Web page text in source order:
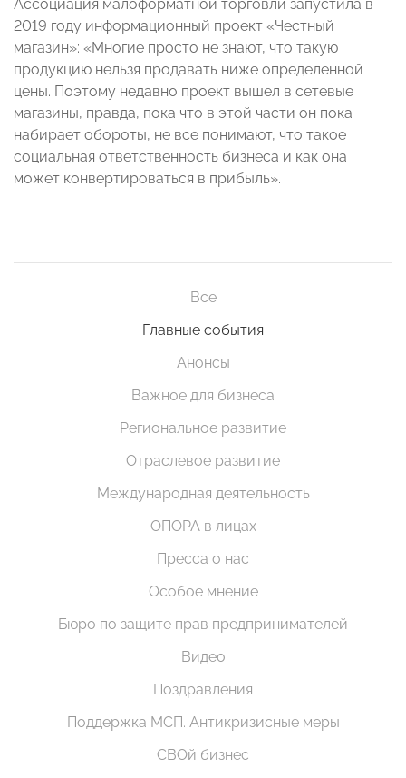
Ассоциация малоформатной торговли запустила в
2019 году информационный проект «Честный
магазин»: «Многие просто не знают, что такую
продукцию нельзя продавать ниже определенной
цены. Поэтому недавно проект вышел в сетевые
магазины, правда, пока что в этой части он пока
набирает обороты, не все понимают, что такое
социальная ответственность бизнеса и как она
может конвертироваться в прибыль».
Все
Главные события
Анонсы
Важное для бизнеса
Региональное развитие
Отраслевое развитие
Международная деятельность
ОПОРА в лицах
Пресса о нас
Особое мнение
Бюро по защите прав предпринимателей
Видео
Поздравления
Поддержка МСП. Антикризисные меры
СВОй бизнес